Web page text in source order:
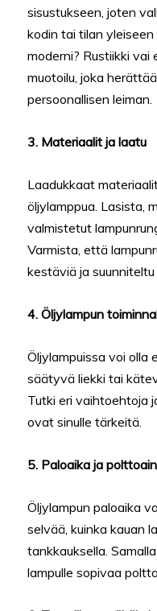
sisustukseen, joten
kodin tai tilan
moderni? Rustiikki vai
muotoilu, joka
persoonallisen leiman.
3. Materiaalit ja laatu
Laadukkaat
öljylamppua. Lasista,
valmistetut
Varmista, että
kestäviä ja
4. Öljylampun
Öljylampuissa voi olla
säätyvä liekki tai
Tutki eri vaihtoehtoja
ovat sinulle tärkeitä.
5. Paloaika ja
Öljylampun paloaika
selvää, kuinka kauan
tankkauksella.
lampulle sopivaa